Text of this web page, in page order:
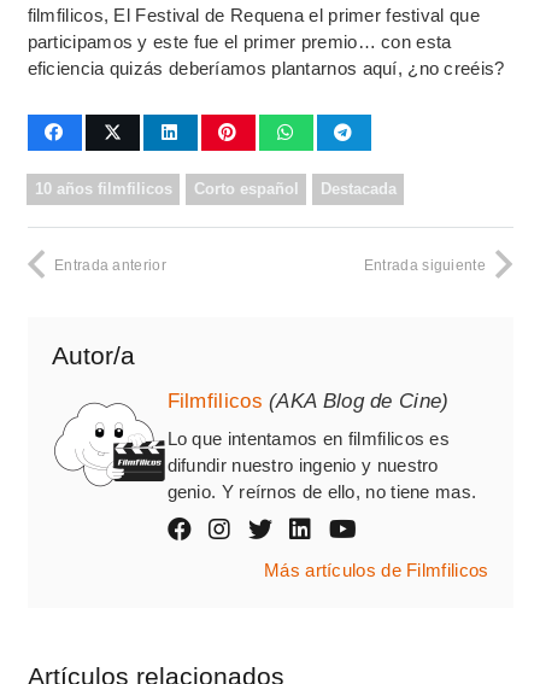
filmfilicos, El Festival de Requena el primer festival que
participamos y este fue el primer premio… con esta
eficiencia quizás deberíamos plantarnos aquí, ¿no creéis?
10 años filmfilicos Corto español Destacada
Entrada anterior Entrada siguiente
Autor/a
Filmfilicos (AKA Blog de Cine)
Lo que intentamos en filmfilicos es
difundir nuestro ingenio y nuestro
genio. Y reírnos de ello, no tiene mas.
Más artículos de Filmfilicos
Artículos relacionados